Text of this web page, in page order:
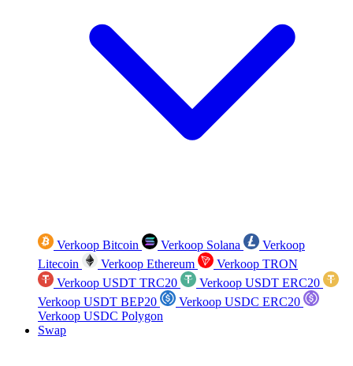
Verkoop Bitcoin Verkoop Solana
Verkoop
Litecoin
Verkoop Ethereum
Verkoop TRON
Verkoop USDT TRC20
Verkoop USDT ERC20
Verkoop USDT BEP20
Verkoop USDC ERC20
Verkoop USDC Polygon
Swap